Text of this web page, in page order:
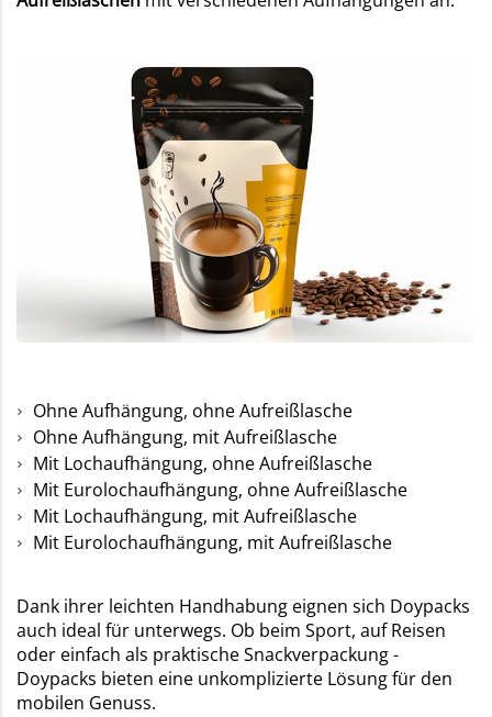
Ohne Aufhängung, ohne Aufreißlasche
Ohne Aufhängung, mit Aufreißlasche
Mit Lochaufhängung, ohne Aufreißlasche
Mit Eurolochaufhängung, ohne Aufreißlasche
Mit Lochaufhängung, mit Aufreißlasche
Mit Eurolochaufhängung, mit Aufreißlasche
Dank ihrer leichten Handhabung eignen sich Doypacks
auch ideal für unterwegs. Ob beim Sport, auf Reisen
oder einfach als praktische Snackverpackung -
Doypacks bieten eine unkomplizierte Lösung für den
mobilen Genuss.